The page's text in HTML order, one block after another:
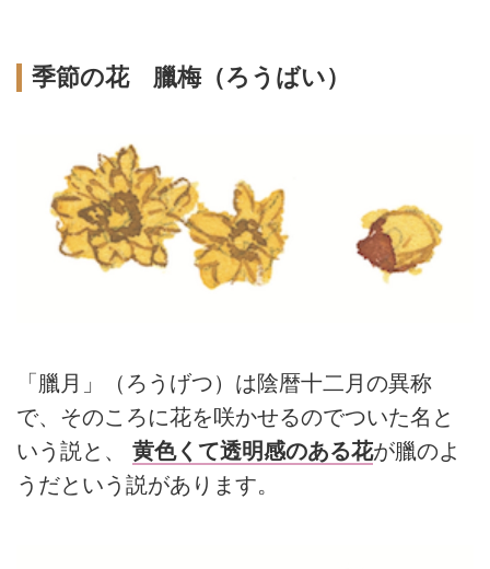
季節の花 臘梅（ろうばい）
「臘月」（ろうげつ）は陰暦十二月の異称
で、そのころに花を咲かせるのでついた名と
いう説と、 黄色くて透明感のある花が臘のよ
うだという説があります。